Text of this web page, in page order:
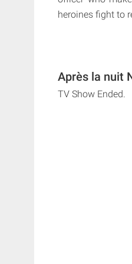
heroines fight to
Après la nuit
TV Show Ended.